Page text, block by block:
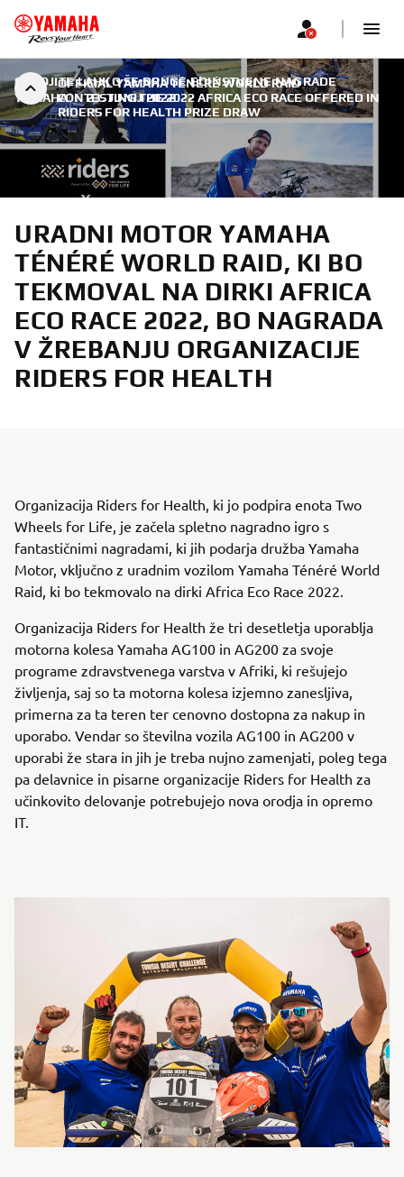
OFFICIAL YAMAHA TÉNÉRÉ WORLD RAID
CONTESTING THE 2022 AFRICA ECO RACE OFFERED IN
RIDERS FOR HEALTH PRIZE DRAW
OSVOJITE LAHKO ŠE DRUGE EDINSTVENE NAGRADE
YAMAHA | 23. JUNIJ 2022
URADNI MOTOR YAMAHA
TÉNÉRÉ WORLD RAID, KI BO
TEKMOVAL NA DIRKI AFRICA
ECO RACE 2022, BO NAGRADA
V ŽREBANJU ORGANIZACIJE
RIDERS FOR HEALTH
Organizacija Riders for Health, ki jo podpira enota Two
Wheels for Life, je začela spletno nagradno igro s
fantastičnimi nagradami, ki jih podarja družba Yamaha
Motor, vključno z uradnim vozilom Yamaha Ténéré World
Raid, ki bo tekmovalo na dirki Africa Eco Race 2022.
Organizacija Riders for Health že tri desetletja uporablja
motorna kolesa Yamaha AG100 in AG200 za svoje
programe zdravstvenega varstva v Afriki, ki rešujejo
življenja, saj so ta motorna kolesa izjemno zanesljiva,
primerna za ta teren ter cenovno dostopna za nakup in
uporabo. Vendar so številna vozila AG100 in AG200 v
uporabi že stara in jih je treba nujno zamenjati, poleg tega
pa delavnice in pisarne organizacije Riders for Health za
učinkovito delovanje potrebujejo nova orodja in opremo
IT.